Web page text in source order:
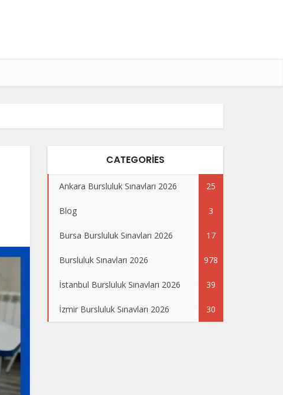
CATEGORIES
Ankara Bursluluk Sınavları 2026 25
Blog 3
Bursa Bursluluk Sınavları 2026 17
Bursluluk Sınavları 2026 978
İstanbul Bursluluk Sınavları 2026 39
İzmir Bursluluk Sınavları 2026 30